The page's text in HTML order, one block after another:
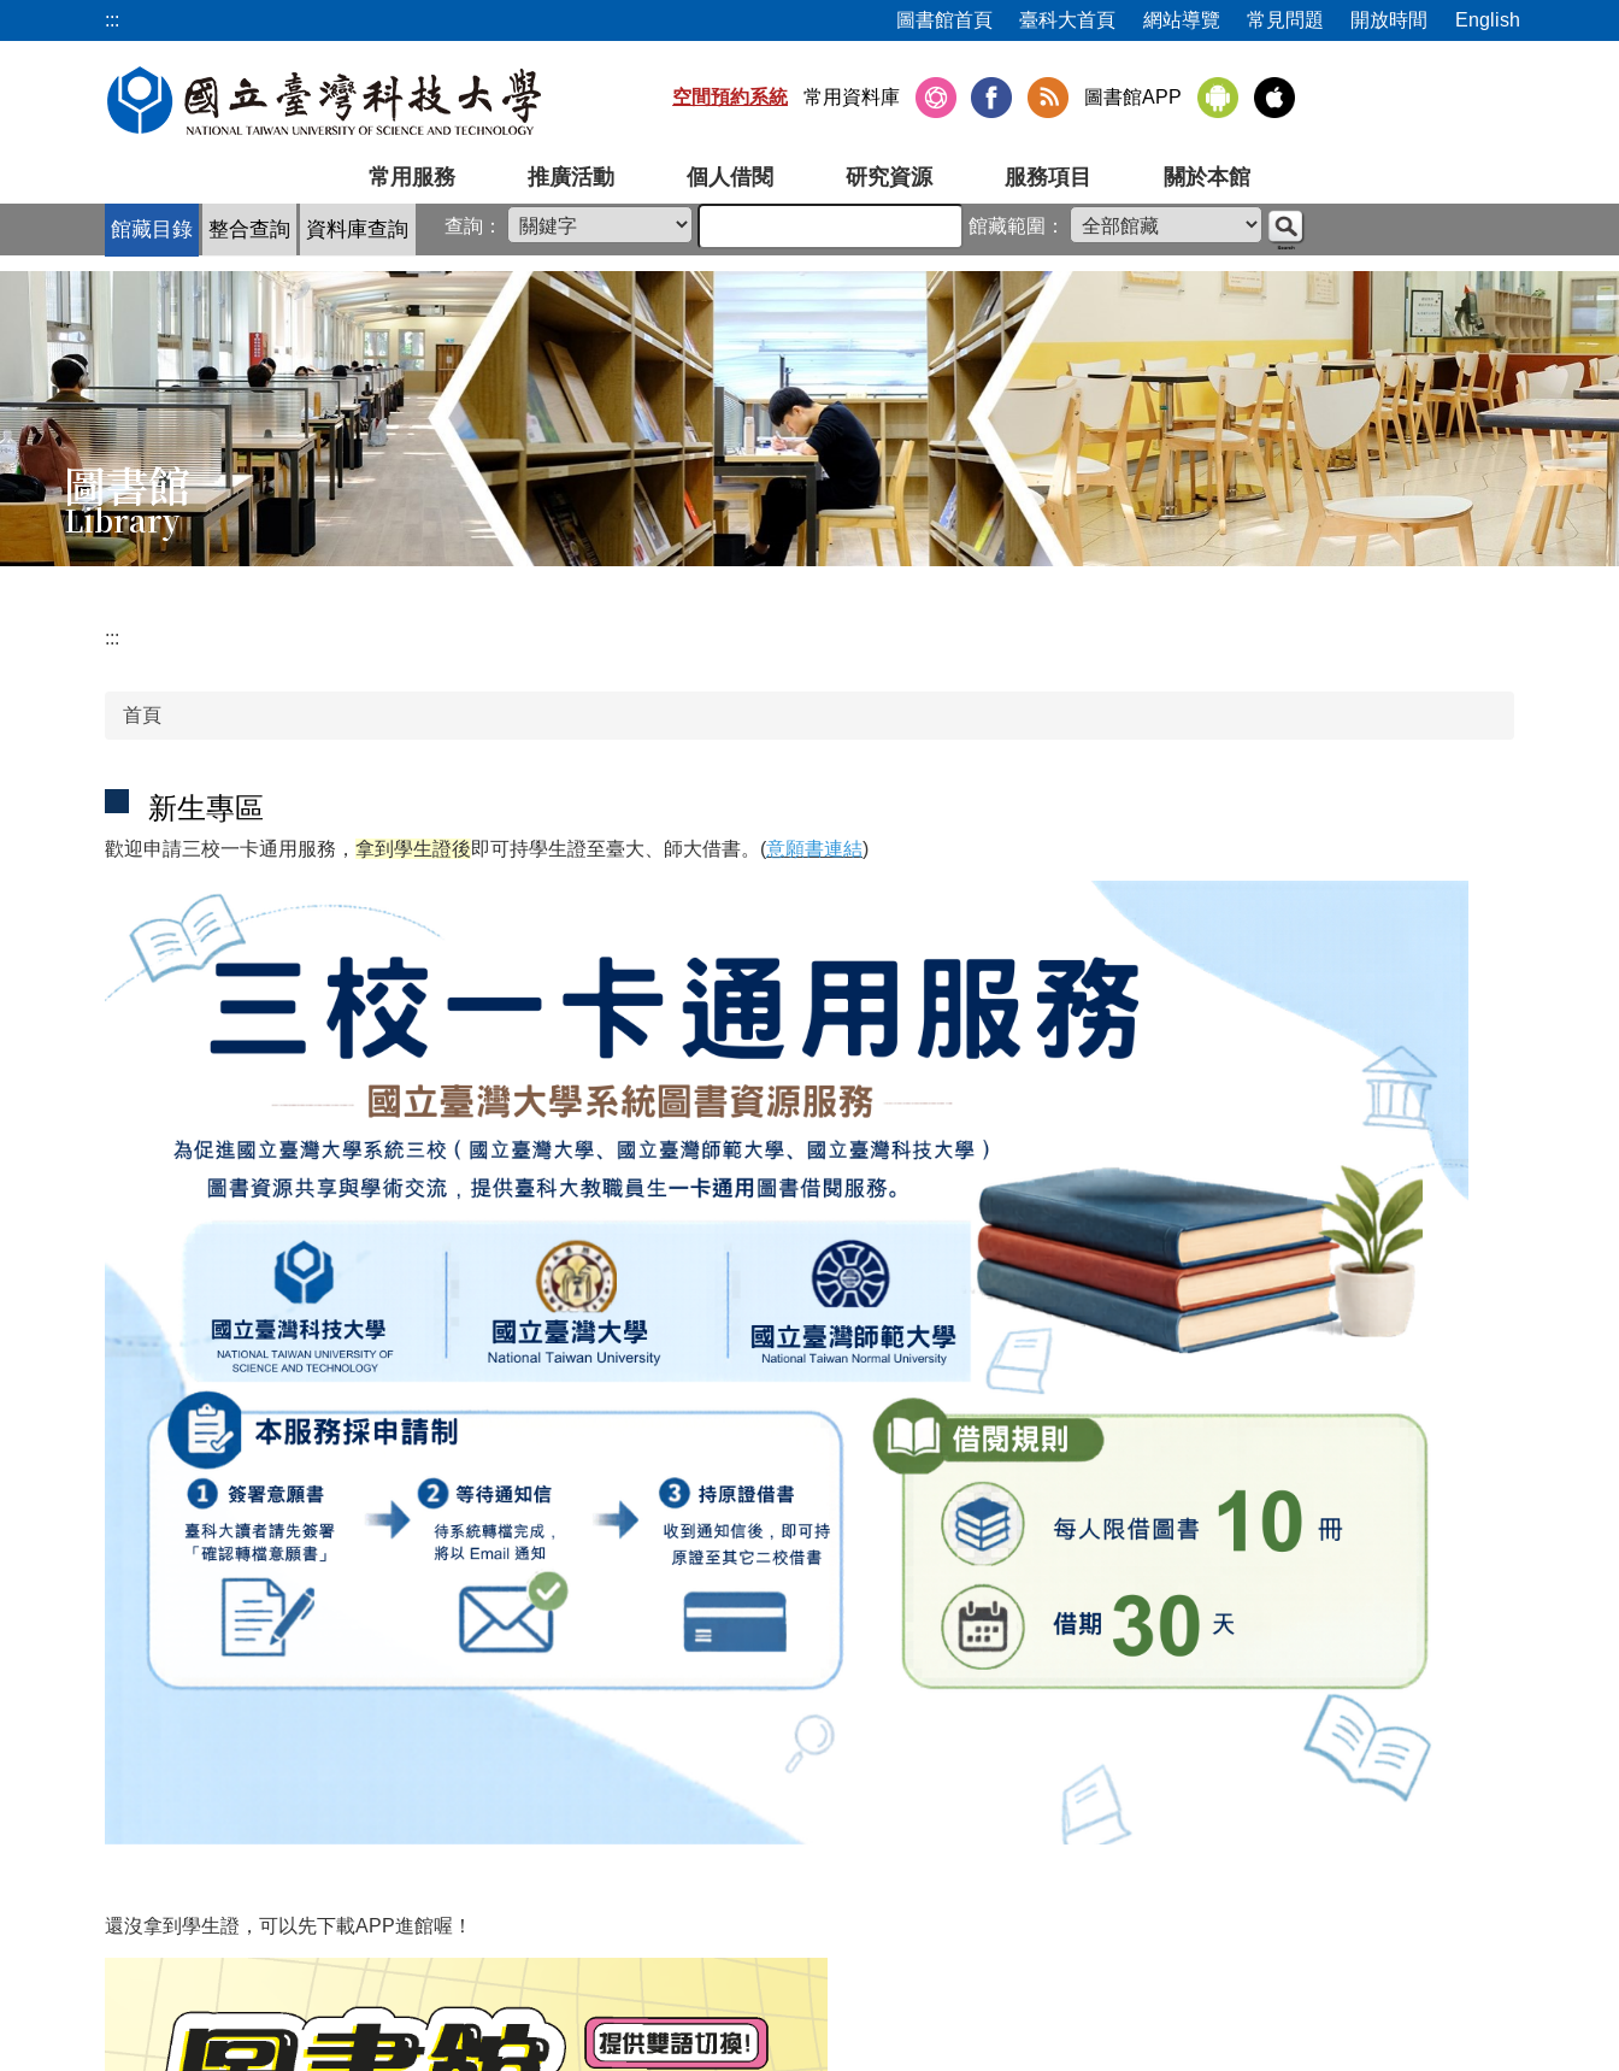
到
::: 圖書館首頁 臺科大首頁 網站導覽 常見問題 開放時間 English
常用服務 推廣活動 個人借閱 研究資源 服務項目 關於本館
空間預約系統 常用資料庫 圖書館APP
圖書館
Library
館藏目錄 整合查詢 資料庫查詢 查詢： 館藏範圍：
:::
首頁
新生專區
歡迎申請三校一卡通用服務， 拿到學生證後即可持學生證至臺大、師大借書。(意願書連結)
還沒拿到學生證，可以先下載APP進館喔！